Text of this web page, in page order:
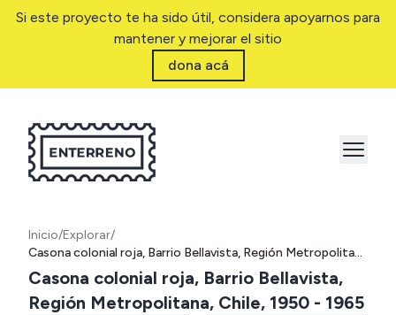
Si este proyecto te ha sido útil, considera apoyarnos para
mantener y mejorar el sitio
dona acá
Inicio/Explorar/
Casona colonial roja, Barrio Bellavista, Región Metropolitana, Chile, 1950 - 1965
Casona colonial roja, Barrio Bellavista,
Región Metropolitana, Chile, 1950 - 1965